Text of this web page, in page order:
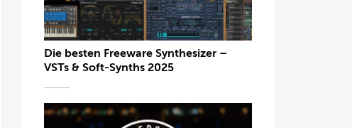
Die besten Freeware Synthesizer –
VSTs & Soft-Synths 2025